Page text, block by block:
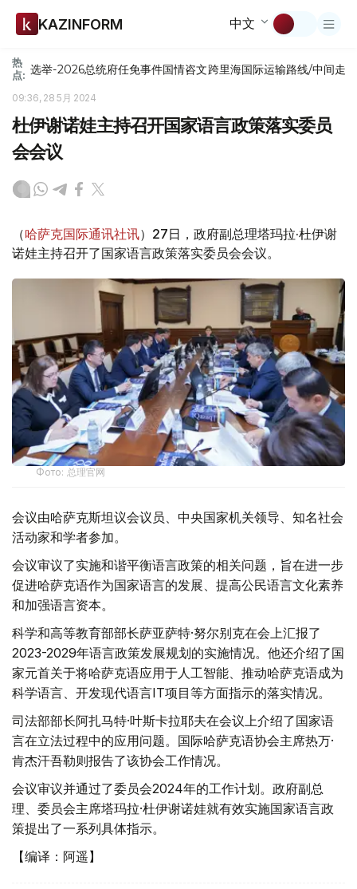
KAZINFORM 中文
热
点: 选举-2026总统府任免事件国情咨文跨里海国际运输路线/中间走廊
09:36, 28 5月 2024
杜伊谢诺娃主持召开国家语言政策落实委员
会会议
（哈萨克国际通讯社讯）27日，政府副总理塔玛拉·杜伊谢
诺娃主持召开了国家语言政策落实委员会会议。
Фото: 总理官网
会议由哈萨克斯坦议会议员、中央国家机关领导、知名社会
活动家和学者参加。
会议审议了实施和谐平衡语言政策的相关问题，旨在进一步
促进哈萨克语作为国家语言的发展、提高公民语言文化素养
和加强语言资本。
科学和高等教育部部长萨亚萨特·努尔别克在会上汇报了
2023-2029年语言政策发展规划的实施情况。他还介绍了国
家元首关于将哈萨克语应用于人工智能、推动哈萨克语成为
科学语言、开发现代语言IT项目等方面指示的落实情况。
司法部部长阿扎马特·叶斯卡拉耶夫在会议上介绍了国家语
言在立法过程中的应用问题。国际哈萨克语协会主席热万·
肯杰汗吾勒则报告了该协会工作情况。
会议审议并通过了委员会2024年的工作计划。政府副总
理、委员会主席塔玛拉·杜伊谢诺娃就有效实施国家语言政
策提出了一系列具体指示。
【编译：阿遥】